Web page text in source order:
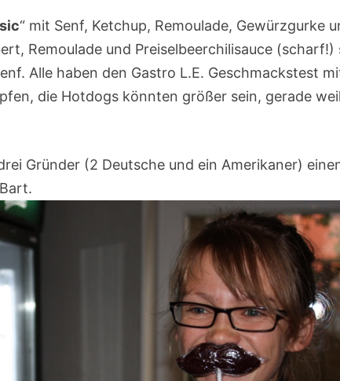
“ mit Senf, Ketchup, Remoulade, Gewürzgurke
Remoulade und Preiselbeerchilisauce (scharf!)
Alle haben den Gastro L.E. Geschmackstest
die Hotdogs könnten größer sein, gerade
Gründer (2 Deutsche und ein Amerikaner)